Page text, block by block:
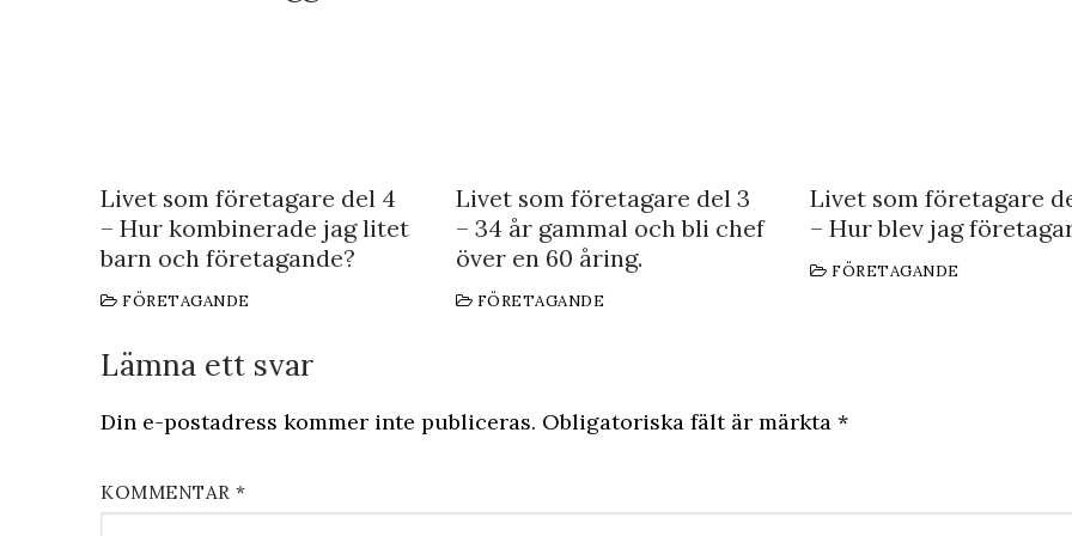
Livet som företagare del 4
– Hur kombinerade jag litet
barn och företagande?
FÖRETAGANDE
Livet som företagare del 3
– 34 år gammal och bli chef
över en 60 åring.
FÖRETAGANDE
Livet som företagare
– Hur blev jag
FÖRETAGANDE
Lämna ett svar
Din e-postadress kommer inte publiceras. Obligatoriska fält är märkta *
KOMMENTAR *